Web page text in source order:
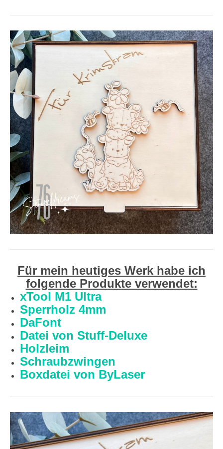
Für mein heutiges Werk habe ich
folgende Produkte verwendet:
xTool M1 Ultra
Sperrholz 4mm
DaFont
Datei von Stuff-Deluxe
Holzleim
Schraubzwingen
Boxdatei von ByLaser